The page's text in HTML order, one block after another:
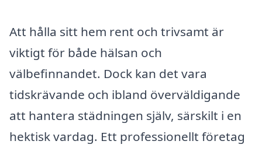
Att hålla sitt hem rent och trivsamt är
viktigt för både hälsan och
välbefinnandet. Dock kan det vara
tidskrävande och ibland överväldigande
att hantera städningen själv, särskilt i en
hektisk vardag. Ett professionellt företag